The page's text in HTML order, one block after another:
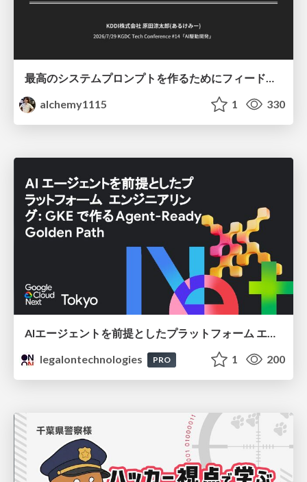
alchemy1115
1 330
AIエージェントを前提としたプラットフォーム エンジニアリング：GKEで作るAgent-Ready Golden Path
legalontechnologies
PRO 1 200